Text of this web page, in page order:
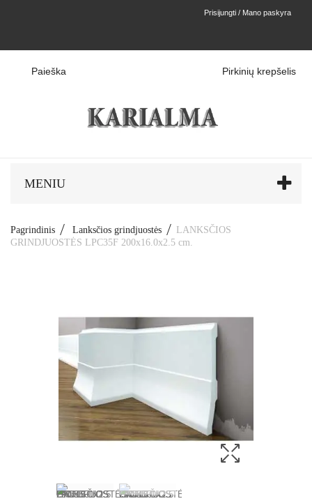
Prisijungti / Mano paskyra
Paieška Pirkinių krepšelis
MENIU
Pagrindinis Lanksčios grindjuostės
LANKSČIOS
GRINDJUOSTĖS LPC35F 200x16.0x2.5 cm.